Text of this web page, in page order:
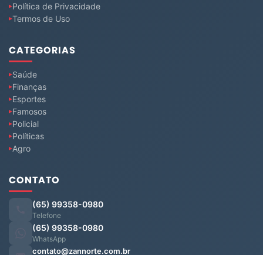
Política de Privacidade
Termos de Uso
CATEGORIAS
Saúde
Finanças
Esportes
Famosos
Policial
Políticas
Agro
CONTATO
(65) 99358-0980
Telefone
(65) 99358-0980
WhatsApp
contato@zannorte.com.br